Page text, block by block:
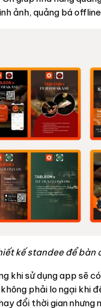
ảnh, quảng bá
kế standee để bàn
khi sử dụng app sẽ
phải lo ngại khi
đổi thời gian nhưng